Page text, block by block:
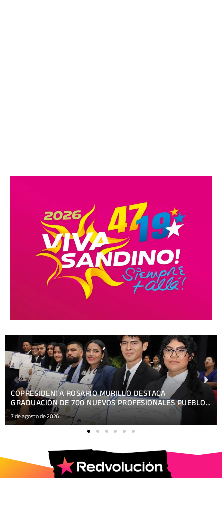
PRESENTAN TEMÁTICA OFICIAL HACKATHON NICARAGUA
KRONOX 2026, 10 AÑOS ¡SIEMPRE MÁS ALLÁ!
7 de agosto de 2026